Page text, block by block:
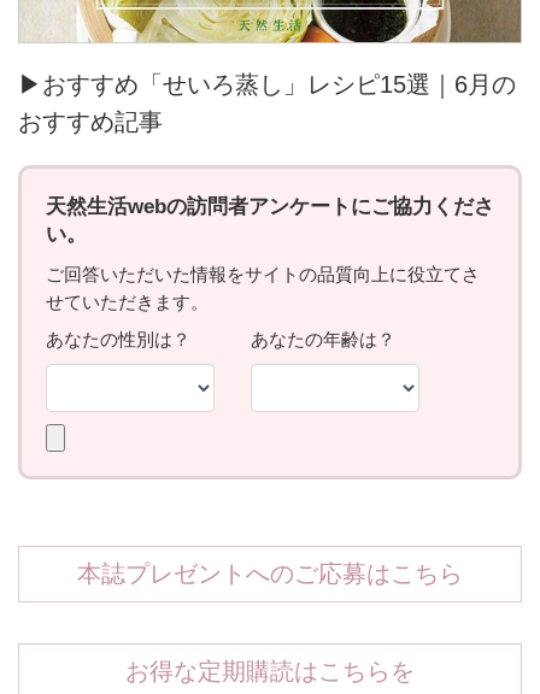
▶おすすめ「せいろ蒸し」レシピ15選｜6月の
おすすめ記事
本誌プレゼントへのご応募はこちら
お得な定期購読はこちらを